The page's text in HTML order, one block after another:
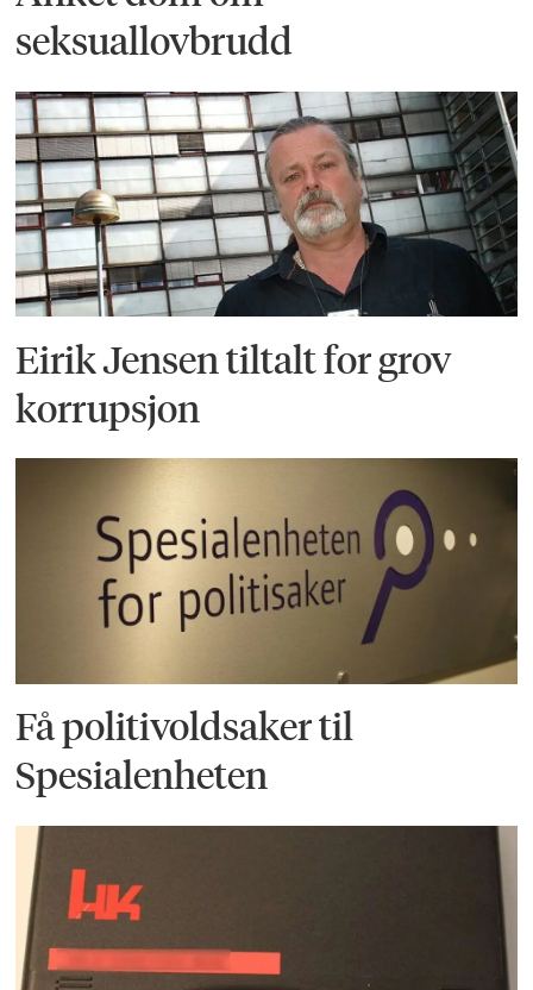
seksuallovbrudd
Eirik Jensen tiltalt for grov
korrupsjon
Få politivoldsaker til
Spesialenheten